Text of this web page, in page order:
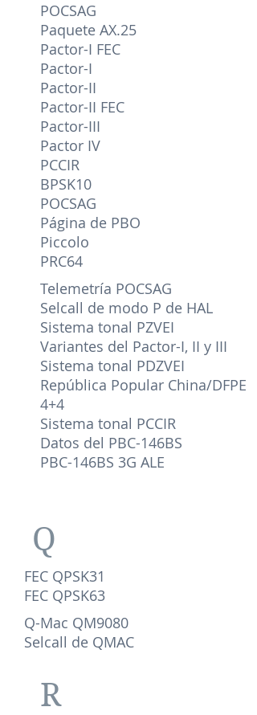
POCSAG
Paquete AX.25
Pactor-I FEC
Pactor-I
Pactor-II
Pactor-II FEC
Pactor-III
Pactor IV
PCCIR
BPSK10
POCSAG
Página de PBO
Piccolo
PRC64
Telemetría POCSAG
Selcall de modo P de HAL
Sistema tonal PZVEI
Variantes del Pactor-I, II y III
Sistema tonal PDZVEI
República Popular China/DFPE
4+4
Sistema tonal PCCIR
Datos del PBC-146BS
PBC-146BS 3G ALE
Q
FEC QPSK31
FEC QPSK63
Q-Mac QM9080
Selcall de QMAC
R